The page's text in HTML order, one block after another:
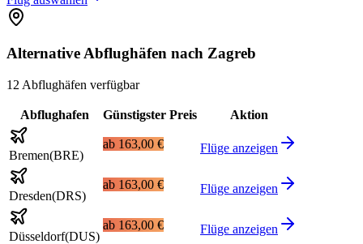
Alternative Abflughäfen nach Zagreb
12 Abflughäfen verfügbar
Abflughafen Günstigster Preis Aktion
Bremen(BRE)
ab 163,00 € Flüge anzeigen
Dresden(DRS)
ab 163,00 € Flüge anzeigen
Düsseldorf(DUS)
ab 163,00 € Flüge anzeigen